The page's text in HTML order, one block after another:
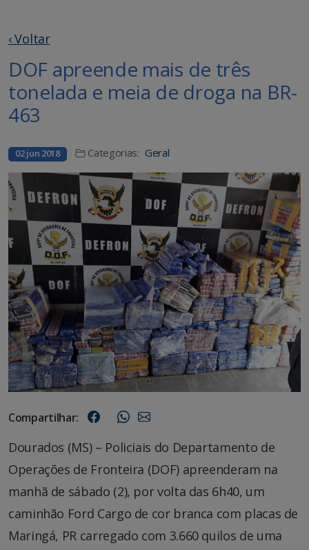
‹ Voltar
DOF apreende mais de três
tonelada e meia de droga na BR-
463
02 jun 2018 Categorias: Geral
Compartilhar:
Dourados (MS) – Policiais do Departamento de
Operações de Fronteira (DOF) apreenderam na
manhã de sábado (2), por volta das 6h40, um
caminhão Ford Cargo de cor branca com placas de
Maringá, PR carregado com 3.660 quilos de uma